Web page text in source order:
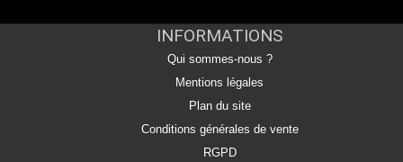
INFORMATIONS
Qui sommes-nous ?
Mentions légales
Plan du site
Conditions générales de vente
RGPD